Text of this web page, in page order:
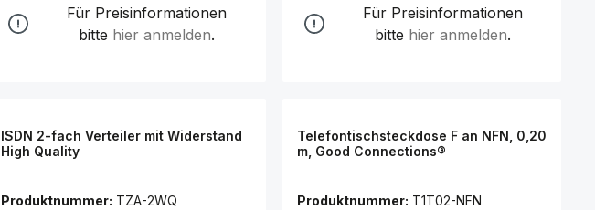
Für Preisinformationen
bitte hier anmelden.
Für Preisinformationen
bitte hier anmelden.
ISDN 2-fach Verteiler mit Widerstand
High Quality
Produktnummer: TZA-2WQ
Telefontischsteckdose F an NFN, 0,20
m, Good Connections®
Produktnummer: T1T02-NFN